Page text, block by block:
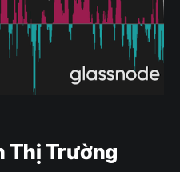
Thị Trường